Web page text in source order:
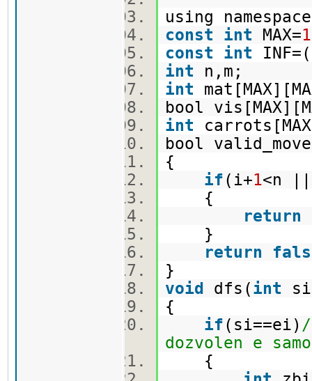
using
const
int MAX=
const
int INF=(
int n,m;
int
bool
int
bool
{
if(i+1<n
{
return
}
return
}
void dfs(int
{
if(si==ei)
dozvolen e
{